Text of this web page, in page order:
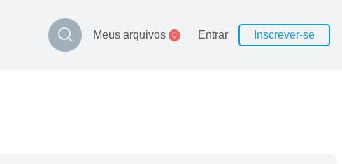
Meus arquivos 0 Entrar Inscrever-se